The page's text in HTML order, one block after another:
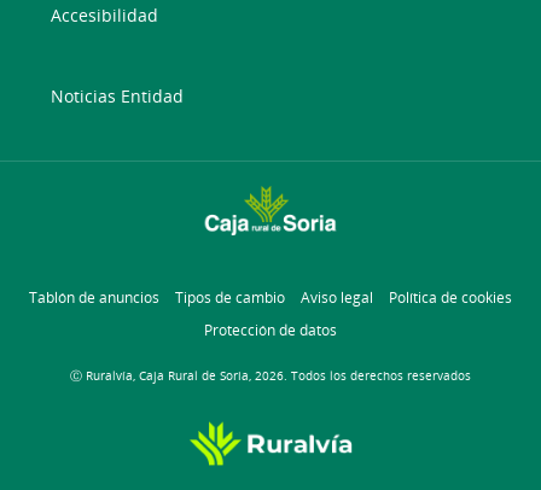
Accesibilidad
Noticias Entidad
Tablón de anuncios Tipos de cambio Aviso legal
Política de cookies
Protección de datos
Ⓒ Ruralvía, Caja Rural de Soria, 2026. Todos los derechos reservados